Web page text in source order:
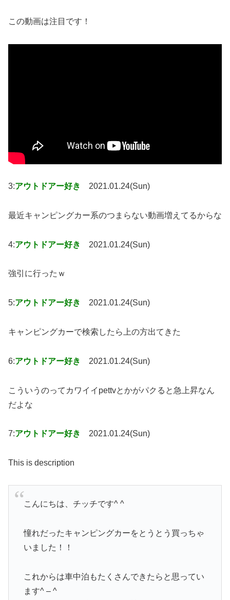
この動画は注目です！
3:アウトドアー好き 2021.01.24(Sun)
最近キャンピングカー系のつまらない動画増えてるからな
4:アウトドアー好き 2021.01.24(Sun)
強引に行ったｗ
5:アウトドアー好き 2021.01.24(Sun)
キャンピングカーで検索したら上の方出てきた
6:アウトドアー好き 2021.01.24(Sun)
こういうのってカワイイpettvとかがパクると急上昇なん
だよな
7:アウトドアー好き 2021.01.24(Sun)
This is description
こんにちは、チッチです^ ^
憧れだったキャンピングカーをとうとう買っちゃ
いました！！
これからは車中泊もたくさんできたらと思ってい
ます^ – ^